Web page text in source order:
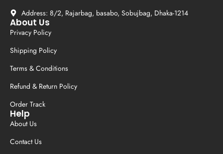
Address: 8/2, Rajarbag, basabo, Sobujbag, Dhaka-1214
About Us
Privacy Policy
Shipping Policy
Terms & Conditions
Refund & Return Policy
Order Track
Help
About Us
Contact Us